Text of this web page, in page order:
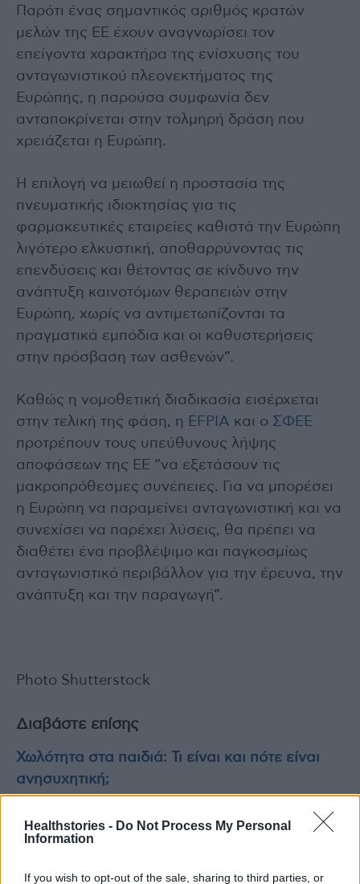
Healthstories - Do Not Process My Personal
Information
If you wish to opt-out of the sale, sharing to third parties, or
Παρότι ένας σημαντικός αριθμός κρατών
μελών της ΕΕ έχουν αναγνωρίσει τον
επείγοντα χαρακτήρα της ενίσχυσης του
ανταγωνιστικού πλεονεκτήματος της
Ευρώπης, η παρούσα συμφωνία δεν
ανταποκρίνεται στην τολμηρή δράση που
χρειάζεται η Ευρώπη.
Η επιλογή να μειωθεί η προστασία της
πνευματικής ιδιοκτησίας για τις
φαρμακευτικές εταιρείες καθιστά την Ευρώπη
λιγότερο ελκυστική, αποθαρρύνοντας τις
επενδύσεις και θέτοντας σε κίνδυνο την
ανάπτυξη καινοτόμων θεραπειών στην
Ευρώπη, χωρίς να αντιμετωπίζονται τα
πραγματικά εμπόδια και οι καθυστερήσεις
στην πρόσβαση των ασθενών”.
Καθώς η νομοθετική διαδικασία εισέρχεται
στην τελική της φάση, η EFPIA και ο ΣΦΕΕ
προτρέπουν τους υπεύθυνους λήψης
αποφάσεων της ΕΕ “να εξετάσουν τις
μακροπρόθεσμες συνέπειες. Για να μπορέσει
η Ευρώπη να παραμείνει ανταγωνιστική και να
συνεχίσει να παρέχει λύσεις, θα πρέπει να
διαθέτει ένα προβλέψιμο και παγκοσμίως
ανταγωνιστικό περιβάλλον για την έρευνα, την
ανάπτυξη και την παραγωγή”.
Photo Shutterstock
Διαβάστε επίσης
Χωλότητα στα παιδιά: Τι είναι και πότε είναι
ανησυχητική;
Τα 3 μεγαλύτερα περιβαλλοντικά προβλήματα
στα τρόφιμα και το νερό